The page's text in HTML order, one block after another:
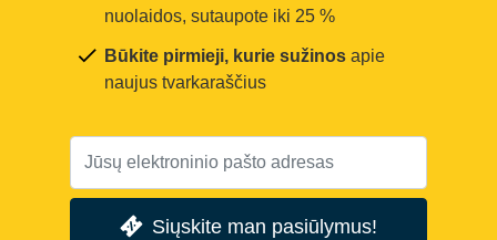
nuolaidos, sutaupote iki 25 %
Būkite pirmieji, kurie sužinos apie
naujus tvarkaraščius
Siųskite man pasiūlymus!